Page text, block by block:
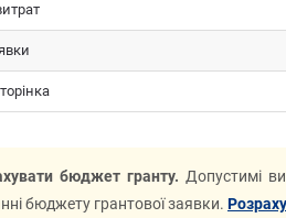
бюджет гранту. Допустимі
бюджету грантової заявки.